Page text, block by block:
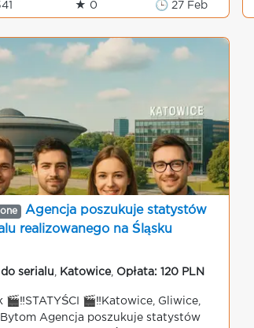
★ 0 🕒 27 Feb
Agencja poszukuje statystów
realizowanego na Śląsku
serialu Katowice, Opłata: 120 PLN
🎬‼️STATYŚCI 🎬‼️Katowice, Gliwice,
Bytom Agencja poszukuje statystów